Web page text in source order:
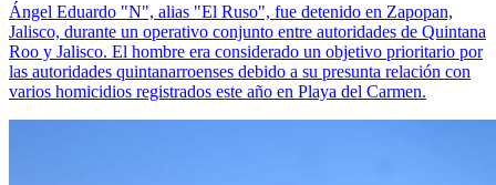
Ángel Eduardo "N", alias "El Ruso", fue detenido en Zapopan,
Jalisco, durante un operativo conjunto entre autoridades de Quintana
Roo y Jalisco. El hombre era considerado un objetivo prioritario por
las autoridades quintanarroenses debido a su presunta relación con
varios homicidios registrados este año en Playa del Carmen.